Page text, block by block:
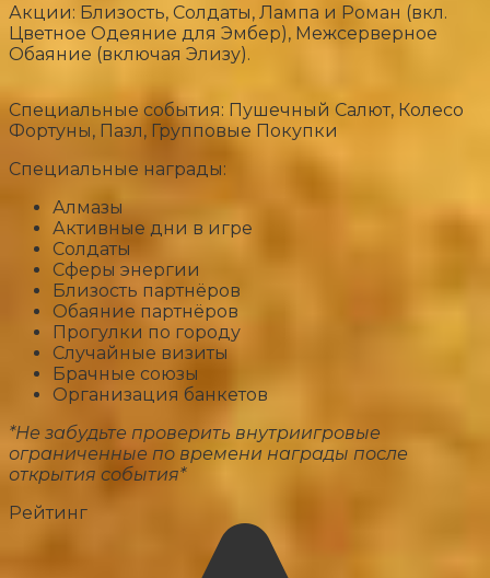
Акции: Близость, Солдаты, Лампа и Роман (вкл.
Цветное Одеяние для Эмбер), Межсерверное
Обаяние (включая Элизу).
Специальные события: Пушечный Салют, Колесо
Фортуны, Пазл, Групповые Покупки
Специальные награды:
Алмазы
Активные дни в игре
Солдаты
Сферы энергии
Близость партнёров
Обаяние партнёров
Прогулки по городу
Случайные визиты
Брачные союзы
Организация банкетов
*Не забудьте проверить внутриигровые
ограниченные по времени награды после
открытия события*
Рейтинг